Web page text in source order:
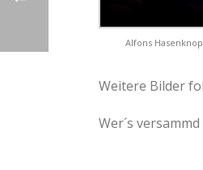
Alfons
Weitere Bilder
Wer´s